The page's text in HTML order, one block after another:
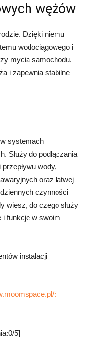
wężów
Dzięki niemu
wodociągowego i
mycia samochodu.
i zapewnia stabilne
systemach
Służy do podłączania
wody,
oraz łatwej
czynności
wiesz, do czego służy
i funkcje w swoim
instalacji
:
5]